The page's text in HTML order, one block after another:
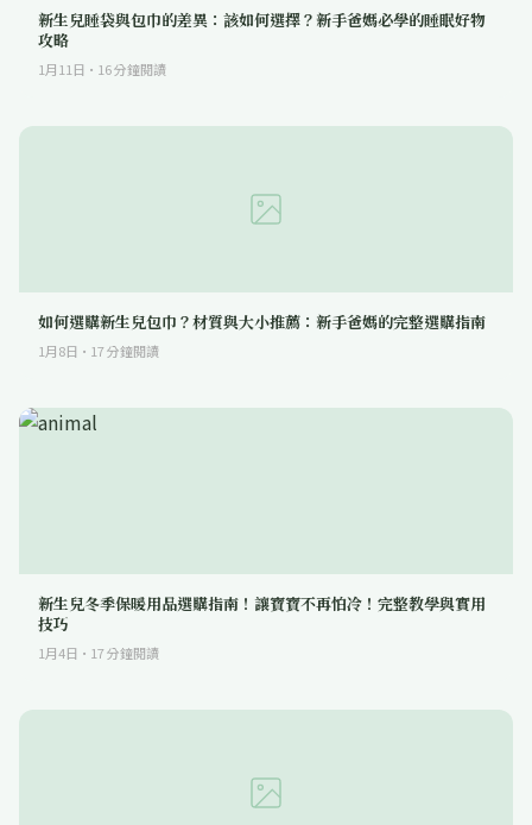
新生兒睡袋與包巾的差異：該如何選擇？新手爸媽必學的睡眠好物
攻略
1月11日 · 16分鐘閱讀
如何選購新生兒包巾？材質與大小推薦：新手爸媽的完整選購指南
1月8日 · 17分鐘閱讀
新生兒冬季保暖用品選購指南！讓寶寶不再怕冷！完整教學與實用
技巧
1月4日 · 17分鐘閱讀